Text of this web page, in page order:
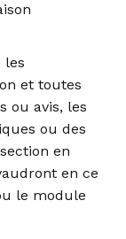
les
et toutes
ou avis, les
ou des
en
en ce
le module